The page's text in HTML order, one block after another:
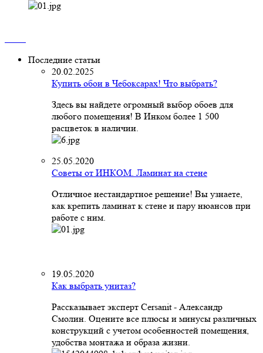
Последние статьи
20.02.2025
Купить обои в Чебоксарах! Что выбрать?
Здесь вы найдете огромный выбор обоев для
любого помещения! В Инком более 1 500
расцветок в наличии.
25.05.2020
Советы от ИНКОМ. Ламинат на стене
Отличное нестандартное решение! Вы узнаете,
как крепить ламинат к стене и пару нюансов при
работе с ним.
19.05.2020
Как выбрать унитаз?
Рассказывает эксперт Cersanit - Александр
Смолин. Оцените все плюсы и минусы различных
конструкций с учетом особенностей помещения,
удобства монтажа и образа жизни.